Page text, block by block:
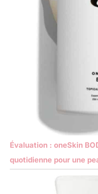
Évaluation : oneSkin
quotidienne pour une